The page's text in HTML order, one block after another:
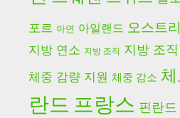
포르 아연 아일랜드 오스트
지방 연소 지방 조직 지방 조
체중 감량 지원 체중 감소 체
란드 프랑스 핀란드